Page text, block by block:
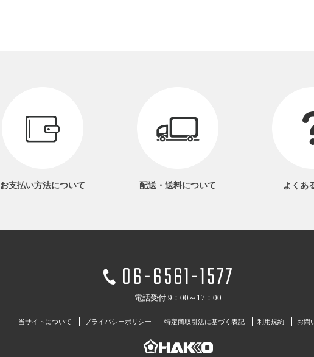
お支払い方法について 配送・送料について よくあ
06-6561-1577
電話受付 9：00～17：00
当サイトについて プライバシーポリシー 特定商取引法に基づく表記 利用規約 お問